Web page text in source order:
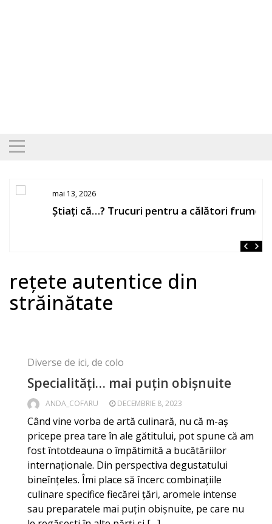
mai 13, 2026
Știați că…? Trucuri pentru a călători frumos
rețete autentice din
străinătate
Diverse de ici, de colo
Specialități… mai puțin obișnuite
ANDA_COFARU DECEMBRIE 8, 2023
Când vine vorba de artă culinară, nu că m-aș
pricepe prea tare în ale gătitului, pot spune că am
fost întotdeauna o împătimită a bucătăriilor
internaționale. Din perspectiva degustatului
bineînțeles. Îmi place să încerc combinațiile
culinare specifice fiecărei țări, aromele intense
sau preparatele mai puțin obișnuite, pe care nu